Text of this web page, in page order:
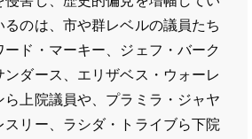
るのは、市や群レベルの議員たち
ド・マーキー、ジェフ・バーク
ンダース、エリザベス・ウォーレ
ら上院議員や、プラミラ・ジャヤ
リー、ラシダ・トライブら下院